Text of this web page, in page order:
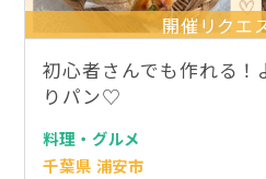
開催リクエ
初心者さんでも作れる！
りパン♡
料理・グルメ
千葉県 浦安市